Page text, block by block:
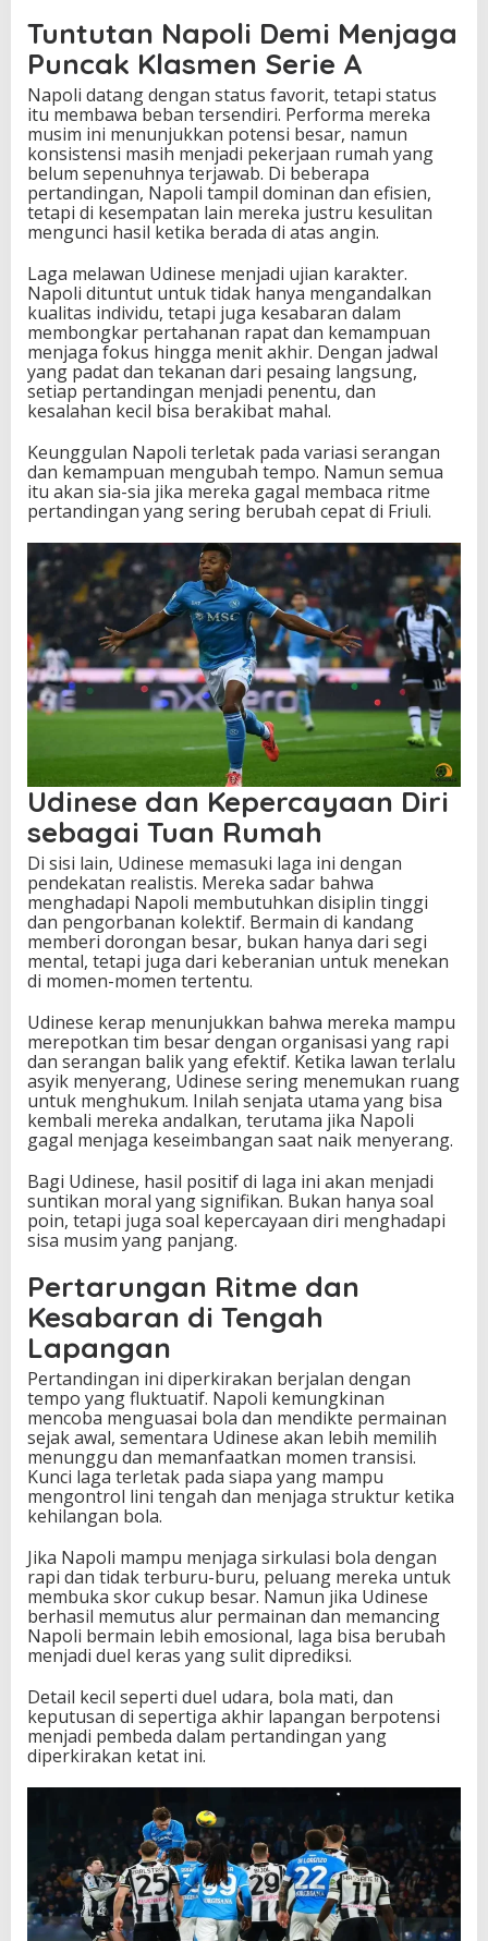
g
e
j
r
K
o
n
s
i
s
t
n
s
i
d
i
P
a
p
n
A
t
a
Tuntutan Napoli Demi Menjaga
Puncak Klasmen Serie A
Napoli datang dengan status favorit, tetapi status
itu membawa beban tersendiri. Performa mereka
musim ini menunjukkan potensi besar, namun
konsistensi masih menjadi pekerjaan rumah yang
belum sepenuhnya terjawab. Di beberapa
pertandingan, Napoli tampil dominan dan efisien,
tetapi di kesempatan lain mereka justru kesulitan
mengunci hasil ketika berada di atas angin.
Laga melawan Udinese menjadi ujian karakter.
Napoli dituntut untuk tidak hanya mengandalkan
kualitas individu, tetapi juga kesabaran dalam
membongkar pertahanan rapat dan kemampuan
menjaga fokus hingga menit akhir. Dengan jadwal
yang padat dan tekanan dari pesaing langsung,
setiap pertandingan menjadi penentu, dan
kesalahan kecil bisa berakibat mahal.
Keunggulan Napoli terletak pada variasi serangan
dan kemampuan mengubah tempo. Namun semua
itu akan sia-sia jika mereka gagal membaca ritme
pertandingan yang sering berubah cepat di Friuli.
Udinese dan Kepercayaan Diri
sebagai Tuan Rumah
Di sisi lain, Udinese memasuki laga ini dengan
pendekatan realistis. Mereka sadar bahwa
menghadapi Napoli membutuhkan disiplin tinggi
dan pengorbanan kolektif. Bermain di kandang
memberi dorongan besar, bukan hanya dari segi
mental, tetapi juga dari keberanian untuk menekan
di momen-momen tertentu.
Udinese kerap menunjukkan bahwa mereka mampu
merepotkan tim besar dengan organisasi yang rapi
dan serangan balik yang efektif. Ketika lawan terlalu
asyik menyerang, Udinese sering menemukan ruang
untuk menghukum. Inilah senjata utama yang bisa
kembali mereka andalkan, terutama jika Napoli
gagal menjaga keseimbangan saat naik menyerang.
Bagi Udinese, hasil positif di laga ini akan menjadi
suntikan moral yang signifikan. Bukan hanya soal
poin, tetapi juga soal kepercayaan diri menghadapi
sisa musim yang panjang.
Pertarungan Ritme dan
Kesabaran di Tengah
Lapangan
Pertandingan ini diperkirakan berjalan dengan
tempo yang fluktuatif. Napoli kemungkinan
mencoba menguasai bola dan mendikte permainan
sejak awal, sementara Udinese akan lebih memilih
menunggu dan memanfaatkan momen transisi.
Kunci laga terletak pada siapa yang mampu
mengontrol lini tengah dan menjaga struktur ketika
kehilangan bola.
Jika Napoli mampu menjaga sirkulasi bola dengan
rapi dan tidak terburu-buru, peluang mereka untuk
membuka skor cukup besar. Namun jika Udinese
berhasil memutus alur permainan dan memancing
Napoli bermain lebih emosional, laga bisa berubah
menjadi duel keras yang sulit diprediksi.
Detail kecil seperti duel udara, bola mati, dan
keputusan di sepertiga akhir lapangan berpotensi
menjadi pembeda dalam pertandingan yang
diperkirakan ketat ini.